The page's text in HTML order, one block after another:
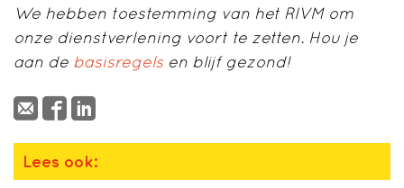
We hebben toestemming van het RIVM om
onze dienstverlening voort te zetten. Hou je
aan de basisregels en blijf gezond!
Lees ook: